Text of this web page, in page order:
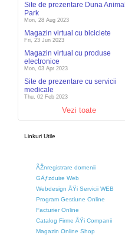
Site de prezentare Duna Animal
Park
Mon, 28 Aug 2023
Magazin virtual cu biciclete
Fri, 23 Jun 2023
Magazin virtual cu produse
electronice
Mon, 03 Apr 2023
Site de prezentare cu servicii
medicale
Thu, 02 Feb 2023
Vezi toate
Linkuri Utile
ÃŽnregistrare domenii
GÄƒzduire Web
Webdesign ÅŸi Servicii WEB
Program Gestiune Online
Facturier Online
Catalog Firme ÅŸi Companii
Magazin Online Shop